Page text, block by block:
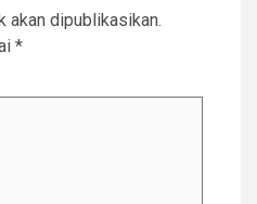
akan dipublikasikan.
*